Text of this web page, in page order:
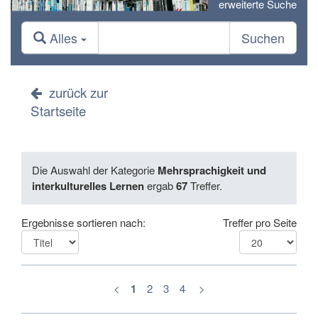
erweiterte Suche
Alles Suchen
zurück zur
Startseite
Die Auswahl der Kategorie Mehrsprachigkeit und
interkulturelles Lernenergab67Treffer.
Ergebnisse sortieren nach: Treffer pro Seite
< 1 2 3 4 >